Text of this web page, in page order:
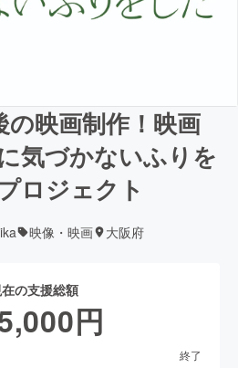
の映画制作！映画
気づかないふりを
ロジェクト
映像・映画 大阪府
の支援総額
円
終了